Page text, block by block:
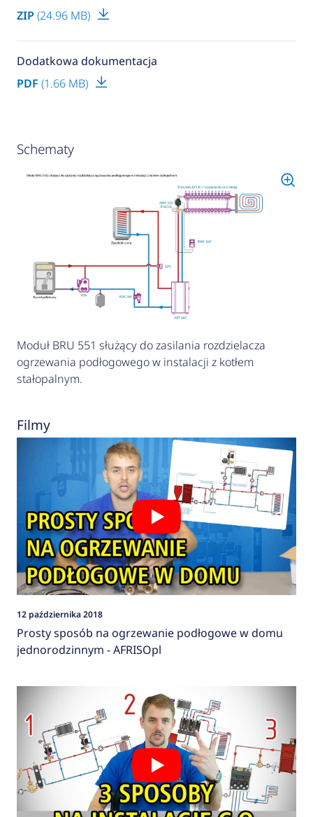
ZIP (24.96 MB)
Dodatkowa dokumentacja
PDF (1.66 MB)
Schematy
Moduł BRU 551 służący do zasilania rozdzielacza
ogrzewania podłogowego w instalacji z kotłem
stałopalnym.
Filmy
12 października 2018
Prosty sposób na ogrzewanie podłogowe w domu
jednorodzinnym - AFRISOpl